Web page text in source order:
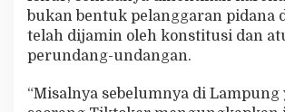
bukan bentuk pelanggaran pidana
telah dijamin oleh konstitusi dan
perundang-undangan.
“Misalnya sebelumnya di Lampung